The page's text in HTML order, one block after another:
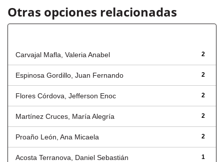
Otras opciones relacionadas
2
Carvajal Mafla, Valeria Anabel
2
Espinosa Gordillo, Juan Fernando
2
Flores Córdova, Jefferson Enoc
2
Martínez Cruces, María Alegría
2
Proaño León, Ana Micaela
1
Acosta Terranova, Daniel Sebastián